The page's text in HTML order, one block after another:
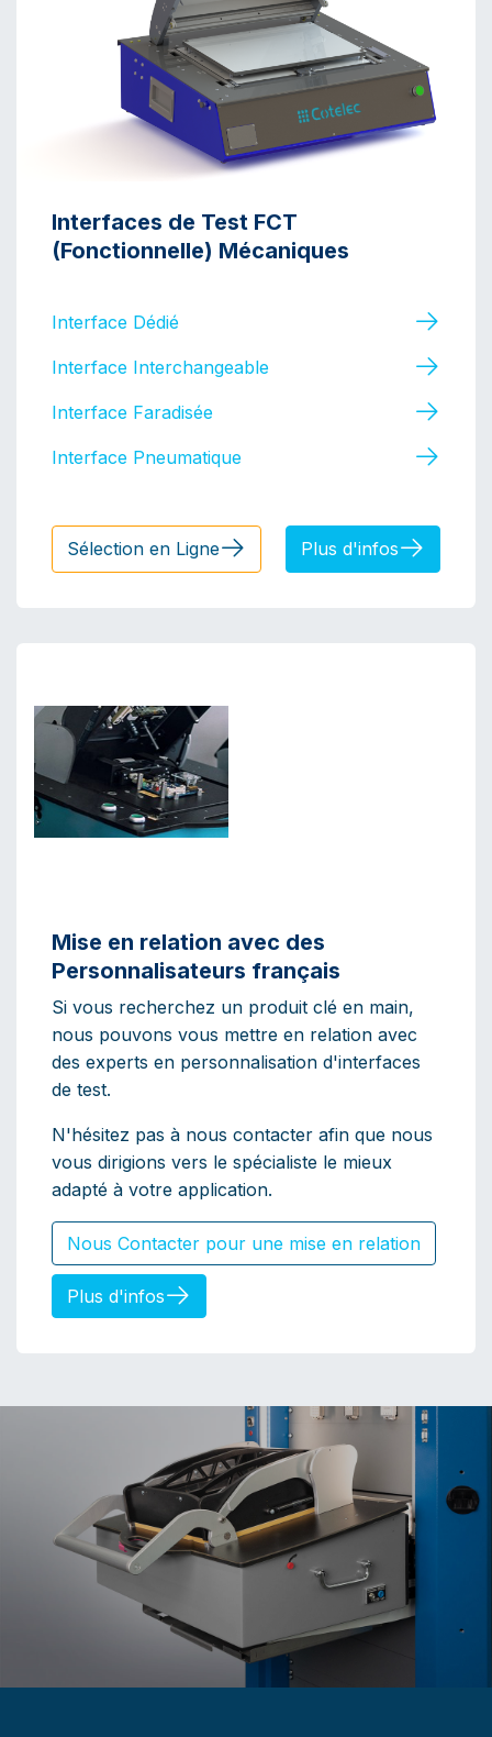
Interfaces de Test FCT
(Fonctionnelle) Mécaniques
Interface Dédié
Interface Interchangeable
Interface Faradisée
Interface Pneumatique
Sélection en Ligne​​​​ Plus d'infos
Mise en relation avec des
Personnalisateurs français
Si vous recherchez un produit clé en main,
nous pouvons vous mettre en relation avec
des experts en personnalisation d'interfaces
de test.
N'hésitez pas à nous contacter afin que nous
vous dirigions vers le spécialiste le mieux
adapté à votre application.
Nous Contacter pour une mise en relation
Plus d'infos